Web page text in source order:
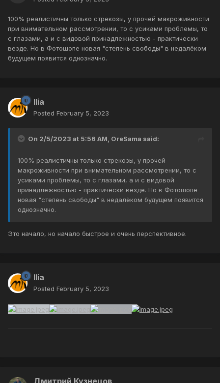
100% реалистичны только стрекозы, у прочей макроживности
при внимательном рассмотрении, то с усиками проблемы, то
с глазами, а и с видовой принадлежностью - практически
везде. Но в Фотошопе новая "степень свободы" в недалёком
будущем появится однозначно.
Ilia
Posted February 5, 2023
On 2/5/2023 at 5:56 AM, OreSama said:
100% реалистичны только стрекозы, у прочей
макроживности при внимательном рассмотрении, то с
усиками проблемы, то с глазами, а и с видовой
принадлежностью - практически везде. Но в Фотошопе
новая "степень свободы" в недалёком будущем появится
однозначно.
Это начало, но начало быстрое и очень перспективное.
Ilia
Posted February 5, 2023